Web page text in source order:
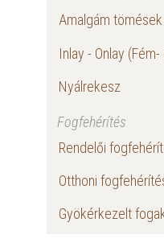
Amalgám
Inlay - Onlay
Nyálrekesz
Fogfehérítés
Rendelői
Otthoni
Gyökérkezelt